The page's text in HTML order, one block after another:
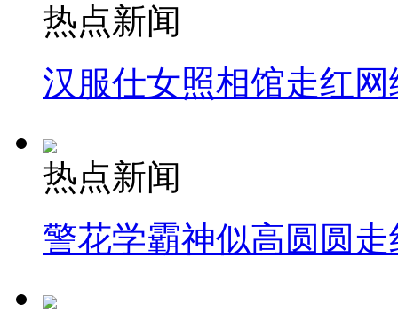
热点新闻
汉服仕女照相馆走红网
热点新闻
警花学霸神似高圆圆走